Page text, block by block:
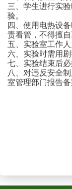
三、学生进行实
验。
四、使用电热设
责看管，不得擅自
五、实验室工作
六、实验时需用
七、实验结束后
八、对违反安全
室管理部门报告